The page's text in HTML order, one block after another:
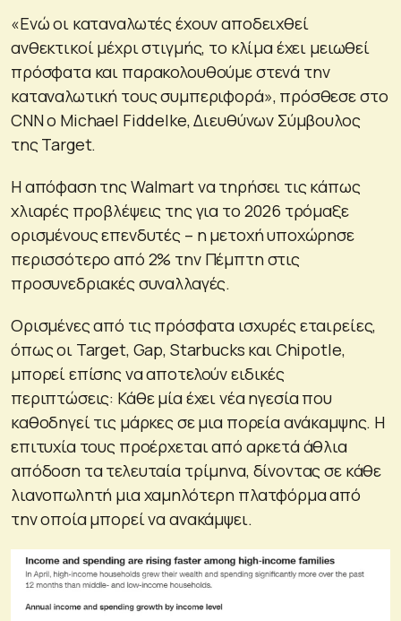
«Ενώ οι καταναλωτές έχουν αποδειχθεί
ανθεκτικοί μέχρι στιγμής, το κλίμα έχει μειωθεί
πρόσφατα και παρακολουθούμε στενά την
καταναλωτική τους συμπεριφορά», πρόσθεσε στο
CNN ο Michael Fiddelke, Διευθύνων Σύμβουλος
της Target.
Η απόφαση της Walmart να τηρήσει τις κάπως
χλιαρές προβλέψεις της για το 2026 τρόμαξε
ορισμένους επενδυτές – η μετοχή υποχώρησε
περισσότερο από 2% την Πέμπτη στις
προσυνεδριακές συναλλαγές.
Ορισμένες από τις πρόσφατα ισχυρές εταιρείες,
όπως οι Target, Gap, Starbucks και Chipotle,
μπορεί επίσης να αποτελούν ειδικές
περιπτώσεις: Κάθε μία έχει νέα ηγεσία που
καθοδηγεί τις μάρκες σε μια πορεία ανάκαμψης. Η
επιτυχία τους προέρχεται από αρκετά άθλια
απόδοση τα τελευταία τρίμηνα, δίνοντας σε κάθε
λιανοπωλητή μια χαμηλότερη πλατφόρμα από
την οποία μπορεί να ανακάμψει.